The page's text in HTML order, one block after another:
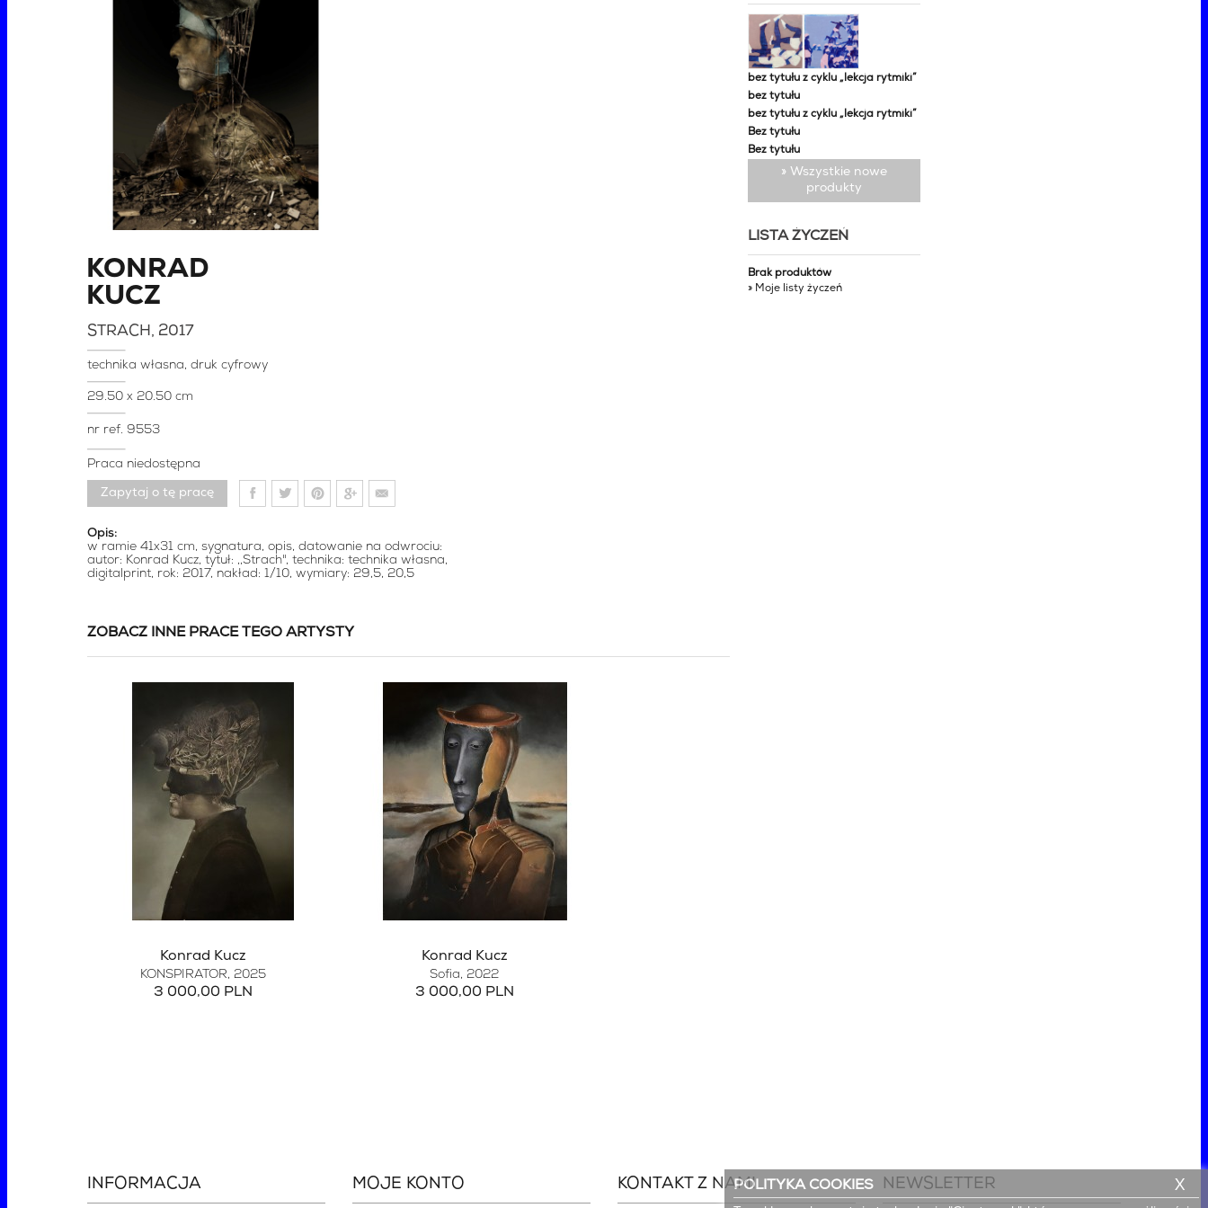
KONRAD
KUCZ
STRACH , 2017
technika własna, druk cyfrowy
29.50 x 20.50 cm
nr ref. 9553
Praca niedostępna
Zapytaj o tę pracę
Opis:
w ramie 41x31 cm, sygnatura, opis, datowanie na odwrociu:
autor: Konrad Kucz, tytuł: ,,Strach", technika: technika własna,
digitalprint, rok: 2017, nakład: 1/10, wymiary: 29,5, 20,5
ZOBACZ INNE PRACE TEGO ARTYSTY
Konrad Kucz
KONSPIRATOR, 2025
3 000,00 PLN
Konrad Kucz
Sofia, 2022
3 000,00 PLN
bez tytułu z cyklu „lekcja rytmiki”
bez tytułu
bez tytułu z cyklu „lekcja rytmiki”
Bez tytułu
Bez tytułu
» Wszystkie nowe
produkty
LISTA ŻYCZEŃ
Brak produktów
» Moje listy życzeń
INFORMACJA MOJE KONTO KONTAKT Z NAMI NEWSLETTER
POLITYKA COOKIES X